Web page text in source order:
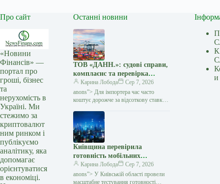
Про сайт
«Новини
Фінансів» —
портал про
гроші, бізнес
та
нерухомість в
Україні. Ми
стежимо за
криптовалют
ним ринком і
публікуємо
аналітику, яка
допомагає
орієнтуватися
в економіці.
Останні новини
ТОВ «ДАНН.»: судові справи,
комплаєнс та перевірка
міжнародних угод — Мінфін
Карина Лобода
Сер 7, 2026
anons”> Для імпортера час часто
коштує дорожче за відсоткову ставку:
потрібно запускати у виробництво,
а кожен день затримки…
Київщина перевірила
готовність мобільних
операторів до блекаутів —
Мінфін
Карина Лобода
Сер 7, 2026
anons”> У Київській області провели
масштабне тестування готовності
и